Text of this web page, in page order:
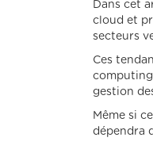
Dans cet
cloud et
secteurs
Ces
gestion
Même si
dépendra